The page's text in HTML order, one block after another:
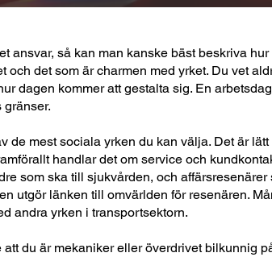
ansvar, så kan man kanske bäst beskriva
och det som är charmen med yrket. Du vet
dagen kommer att gestalta sig. En
de mest sociala yrken du kan välja. Det är
handlar det om service och
som ska till sjukvården, och
utgör länken till omvärlden för resenären.
andra yrken i transportsektorn.
du är mekaniker eller överdrivet bilkunnig